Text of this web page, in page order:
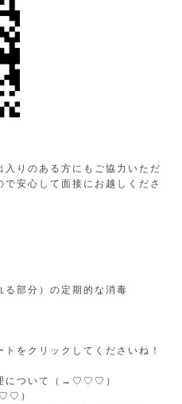
りのある方にもご協力いただ
安心して面接にお越しくださ
部分）の定期的な消毒
をクリックしてくださいね！
について（→ ♡♡♡ ）
）